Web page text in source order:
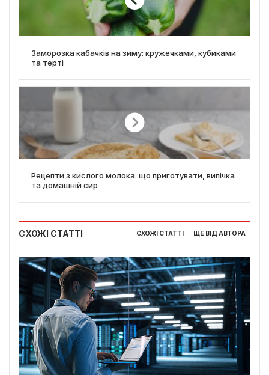
Заморозка кабачків на зиму: кружечками, кубиками
та терті
Рецепти з кислого молока: що приготувати, випічка
та домашній сир
СХОЖІ СТАТТІ СХОЖІ СТАТТІ ЩЕ ВІД АВТОРА